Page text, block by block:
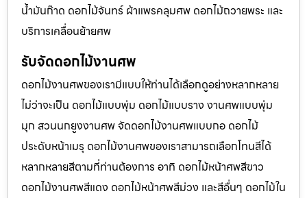
น้ำมันก๊าด ดอกไม้จันทร์ ผ้าแพรคลุมศพ ดอกไม้ถวายพระ และ
บริการเคลื่อนย้ายศพ
รับจัดดอกไม้งานศพ
ดอกไม้งานศพของเรามีแบบให้ท่านได้เลือกดูอย่างหลากหลาย
ไม่ว่าจะเป็น ดอกไม้แบบพุ่ม ดอกไม้แบบราง งานศพแบบพุ่ม
มุก สวนนกยูงงานศพ จัดดอกไม้งานศพแบบกอ ดอกไม้
ประดับหน้าเมรุ ดอกไม้งานศพของเราสามารถเลือกโทนสีได้
หลากหลายสีตามที่ท่านต้องการ อาทิ ดอกไม้หน้าศพสีขาว
ดอกไม้งานศพสีแดง ดอกไม้หน้าศพสีม่วง และสีอื่นๆ ดอกไม้ใน